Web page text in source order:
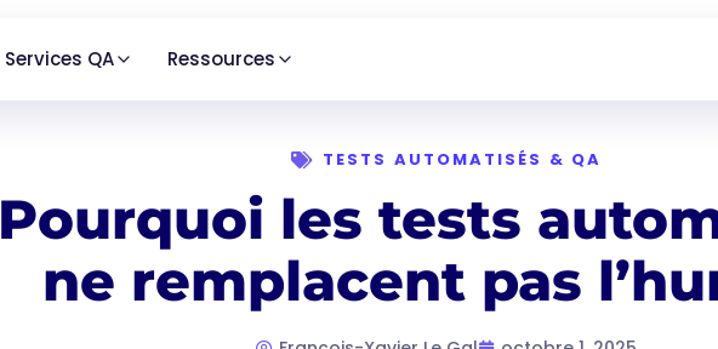
Services QA Ressources
TESTS AUTOMATISÉS & QA
Pourquoi les tests
ne remplacent pas